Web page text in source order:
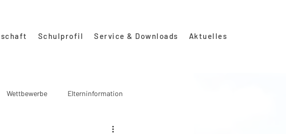
Schulprofil Service & Downloads Aktuelles
Wettbewerbe Elterninformation